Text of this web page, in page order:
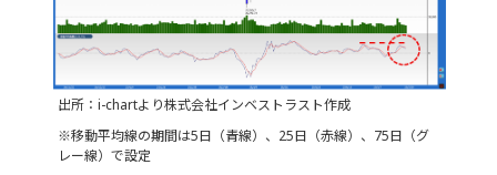
出所：i-chartより株式会社インベストラスト作成
※移動平均線の期間は5日（青線）、25日（赤線）、75日（グ
レー線）で設定